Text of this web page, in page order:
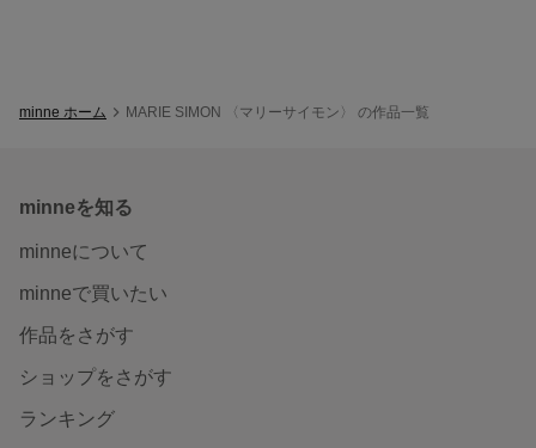
minne ホーム MARIE SIMON 〈マリーサイモン〉 の作品一覧
minneを知る
minneについて
minneで買いたい
作品をさがす
ショップをさがす
ランキング